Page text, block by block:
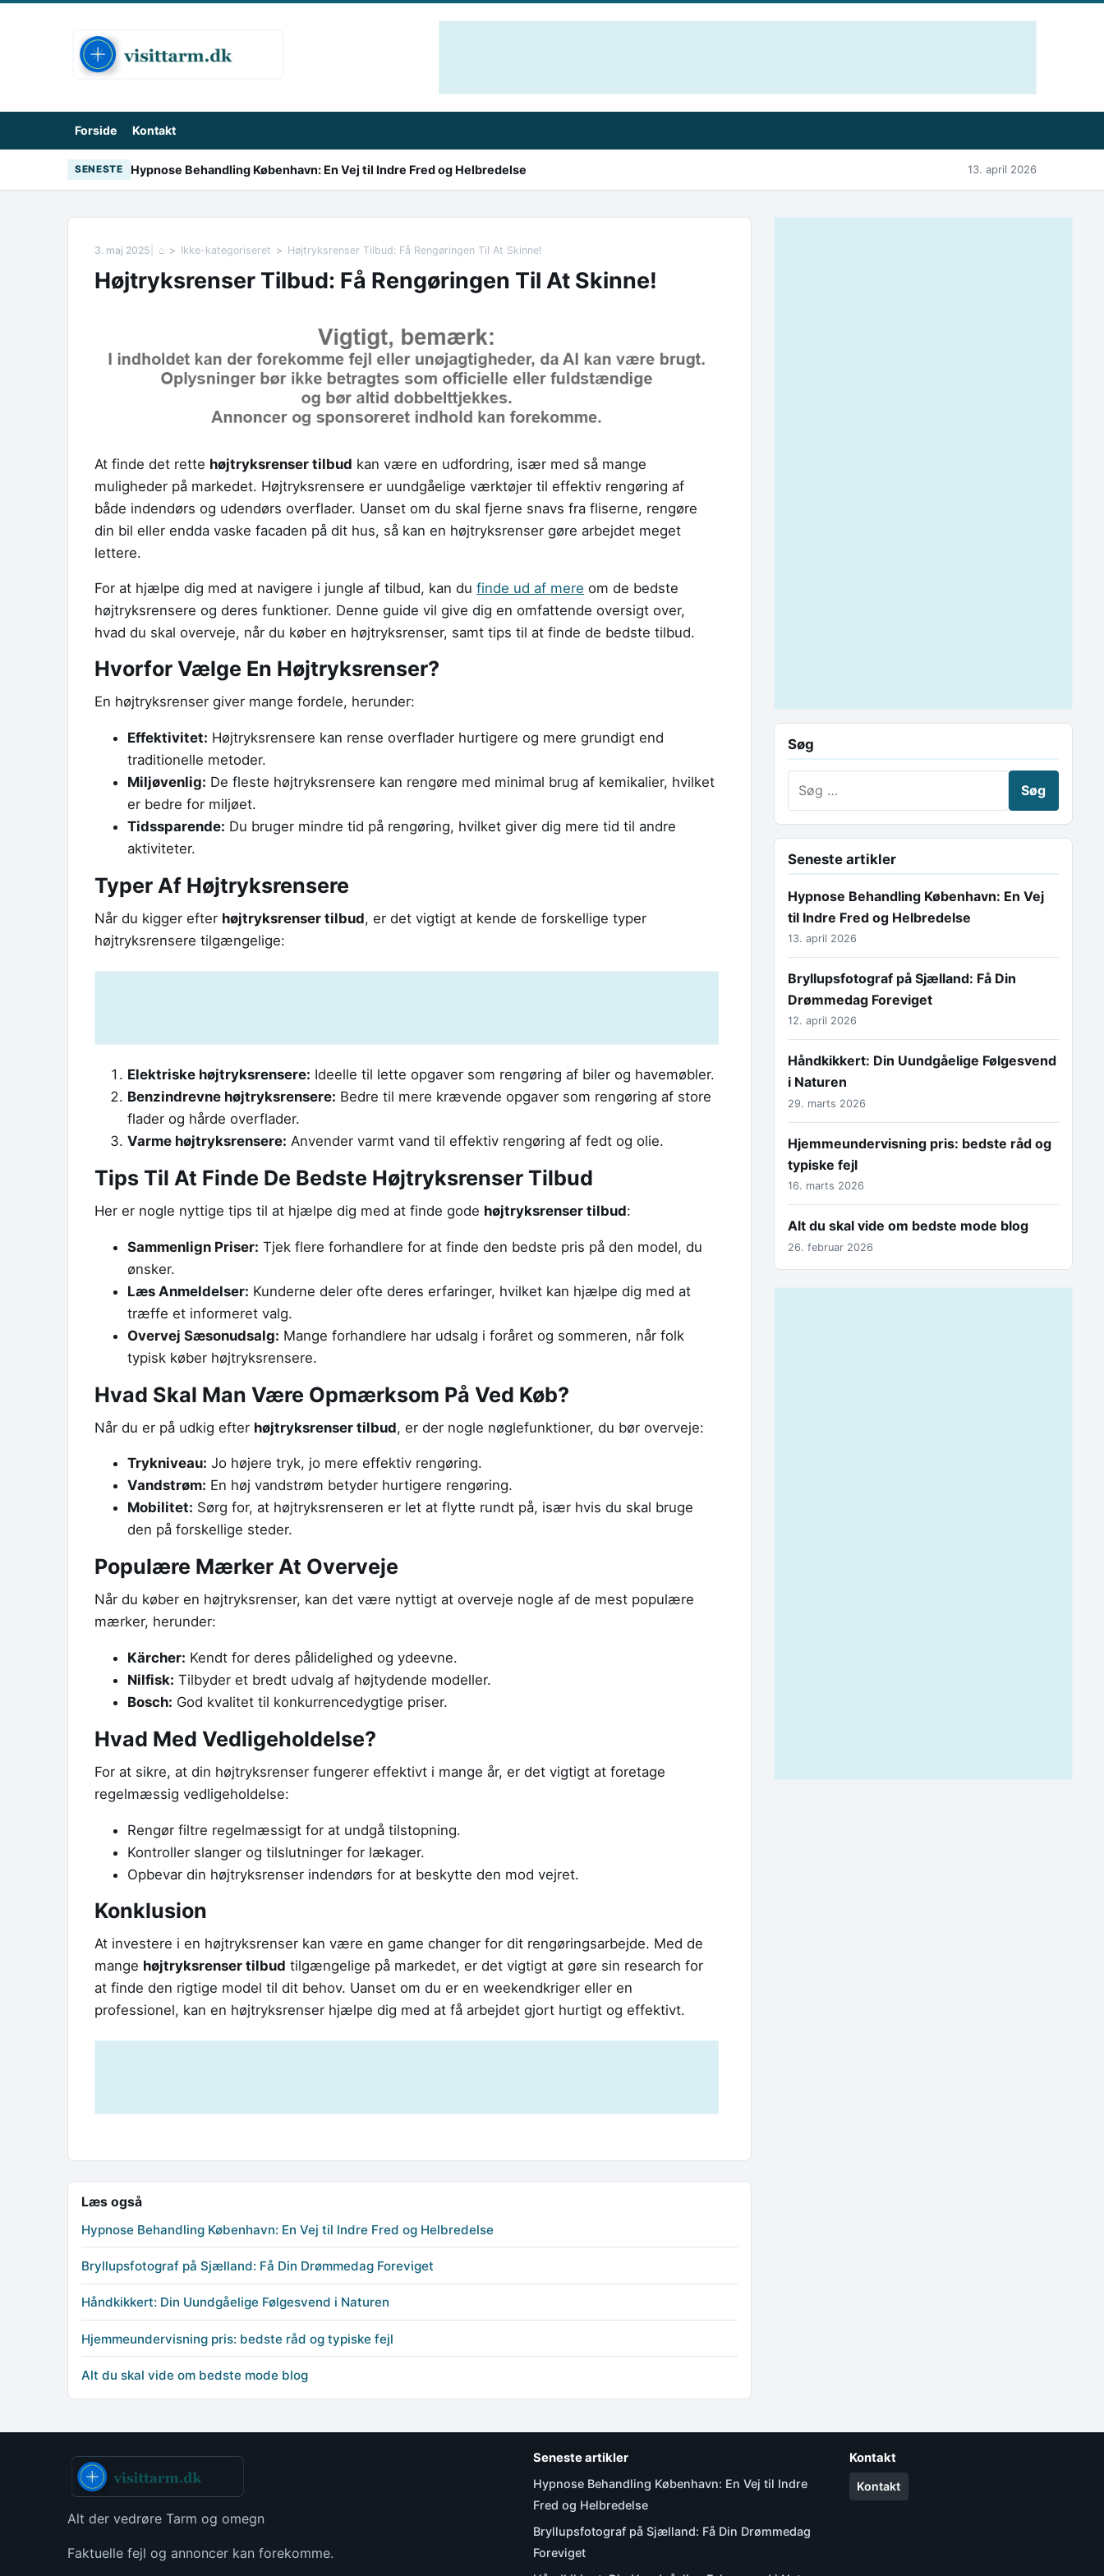
Forside Kontakt
SENESTE Hypnose Behandling København: En Vej til Indre Fred og Helbredelse 13. april 2026
3. maj 2025 ⌂ Ikke-kategoriseret Højtryksrenser Tilbud: Få Rengøringen Til At Skinne!
Højtryksrenser Tilbud: Få Rengøringen Til At Skinne!
At finde det rette højtryksrenser tilbud kan være en udfordring, især med så mange
muligheder på markedet. Højtryksrensere er uundgåelige værktøjer til effektiv rengøring af
både indendørs og udendørs overflader. Uanset om du skal fjerne snavs fra fliserne, rengøre
din bil eller endda vaske facaden på dit hus, så kan en højtryksrenser gøre arbejdet meget
lettere.
For at hjælpe dig med at navigere i jungle af tilbud, kan du finde ud af mere om de bedste
højtryksrensere og deres funktioner. Denne guide vil give dig en omfattende oversigt over,
hvad du skal overveje, når du køber en højtryksrenser, samt tips til at finde de bedste tilbud.
Hvorfor Vælge En Højtryksrenser?
En højtryksrenser giver mange fordele, herunder:
Effektivitet: Højtryksrensere kan rense overflader hurtigere og mere grundigt end
traditionelle metoder.
Miljøvenlig: De fleste højtryksrensere kan rengøre med minimal brug af kemikalier, hvilket
er bedre for miljøet.
Tidssparende: Du bruger mindre tid på rengøring, hvilket giver dig mere tid til andre
aktiviteter.
Typer Af Højtryksrensere
Når du kigger efter højtryksrenser tilbud, er det vigtigt at kende de forskellige typer
højtryksrensere tilgængelige:
Elektriske højtryksrensere: Ideelle til lette opgaver som rengøring af biler og havemøbler.
Benzindrevne højtryksrensere: Bedre til mere krævende opgaver som rengøring af store
flader og hårde overflader.
Varme højtryksrensere: Anvender varmt vand til effektiv rengøring af fedt og olie.
Tips Til At Finde De Bedste Højtryksrenser Tilbud
Her er nogle nyttige tips til at hjælpe dig med at finde gode højtryksrenser tilbud:
Sammenlign Priser: Tjek flere forhandlere for at finde den bedste pris på den model, du
ønsker.
Læs Anmeldelser: Kunderne deler ofte deres erfaringer, hvilket kan hjælpe dig med at
træffe et informeret valg.
Overvej Sæsonudsalg: Mange forhandlere har udsalg i foråret og sommeren, når folk
typisk køber højtryksrensere.
Hvad Skal Man Være Opmærksom På Ved Køb?
Når du er på udkig efter højtryksrenser tilbud, er der nogle nøglefunktioner, du bør overveje:
Trykniveau: Jo højere tryk, jo mere effektiv rengøring.
Vandstrøm: En høj vandstrøm betyder hurtigere rengøring.
Mobilitet: Sørg for, at højtryksrenseren er let at flytte rundt på, især hvis du skal bruge
den på forskellige steder.
Populære Mærker At Overveje
Når du køber en højtryksrenser, kan det være nyttigt at overveje nogle af de mest populære
mærker, herunder:
Kärcher: Kendt for deres pålidelighed og ydeevne.
Nilfisk: Tilbyder et bredt udvalg af højtydende modeller.
Bosch: God kvalitet til konkurrencedygtige priser.
Hvad Med Vedligeholdelse?
For at sikre, at din højtryksrenser fungerer effektivt i mange år, er det vigtigt at foretage
regelmæssig vedligeholdelse:
Rengør filtre regelmæssigt for at undgå tilstopning.
Kontroller slanger og tilslutninger for lækager.
Opbevar din højtryksrenser indendørs for at beskytte den mod vejret.
Konklusion
At investere i en højtryksrenser kan være en game changer for dit rengøringsarbejde. Med de
mange højtryksrenser tilbud tilgængelige på markedet, er det vigtigt at gøre sin research for
at finde den rigtige model til dit behov. Uanset om du er en weekendkriger eller en
professionel, kan en højtryksrenser hjælpe dig med at få arbejdet gjort hurtigt og effektivt.
Læs også
Hypnose Behandling København: En Vej til Indre Fred og Helbredelse
Bryllupsfotograf på Sjælland: Få Din Drømmedag Foreviget
Håndkikkert: Din Uundgåelige Følgesvend i Naturen
Hjemmeundervisning pris: bedste råd og typiske fejl
Alt du skal vide om bedste mode blog
Søg
Seneste artikler
Hypnose Behandling København: En Vej
til Indre Fred og Helbredelse
13. april 2026
Bryllupsfotograf på Sjælland: Få Din
Drømmedag Foreviget
12. april 2026
Håndkikkert: Din Uundgåelige Følgesvend
i Naturen
29. marts 2026
Hjemmeundervisning pris: bedste råd og
typiske fejl
16. marts 2026
Alt du skal vide om bedste mode blog
26. februar 2026
Alt der vedrøre Tarm og omegn
Faktuelle fejl og annoncer kan forekomme.
Seneste artikler
Hypnose Behandling København: En Vej til Indre
Fred og Helbredelse
Bryllupsfotograf på Sjælland: Få Din Drømmedag
Foreviget
Kontakt
Kontakt